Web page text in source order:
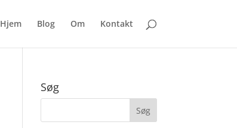
Hjem Blog Om Kontakt
Søg